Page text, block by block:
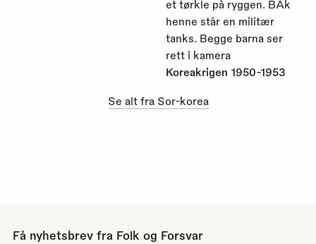
Koreakrigen 1950-1953
Se alt fra Sor-korea
Få nyhetsbrev fra Folk og Forsvar